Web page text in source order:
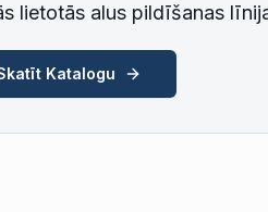
lietotās alus pildīšanas
Katalogu